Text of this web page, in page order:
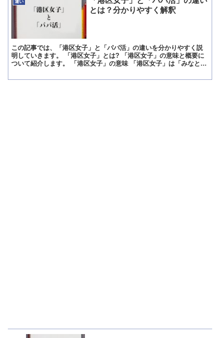
違い
とは？分かりやすく解釈
この記事では、「港区女子」と「パパ活」の違いを分かりやすく説
明していきます。 「港区女子」とは? 「港区女子」の意味と概要に
ついて紹介します。 「港区女子」の意味 「港区女子」は「みなとく